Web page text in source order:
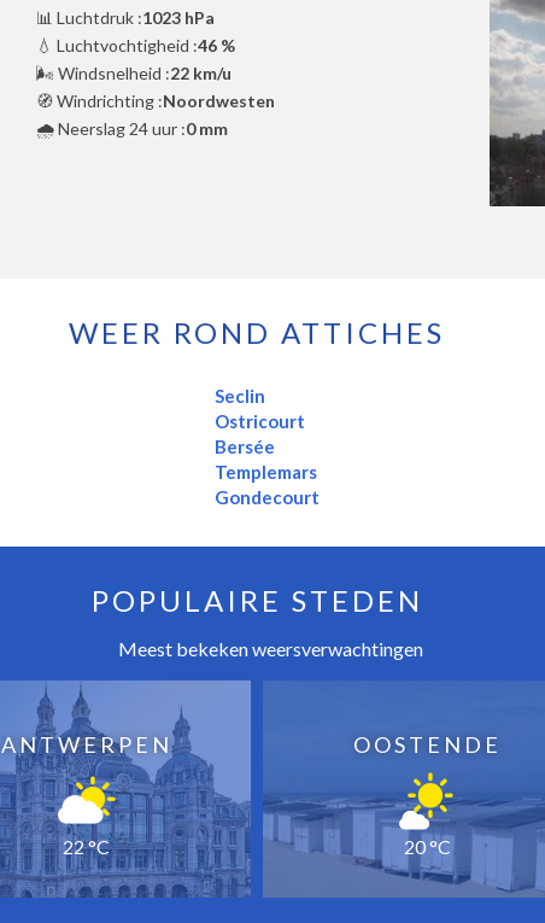
📊 Luchtdruk :1023 hPa
💧 Luchtvochtigheid :46 %
🌬️ Windsnelheid :22 km/u
🧭 Windrichting :Noordwesten
🌧️ Neerslag 24 uur :0 mm
WEER ROND ATTICHES
Seclin
Ostricourt
Bersée
Templemars
Gondecourt
POPULAIRE STEDEN
Meest bekeken weersverwachtingen
ANTWERPEN
22 °C
OOSTENDE
20 °C